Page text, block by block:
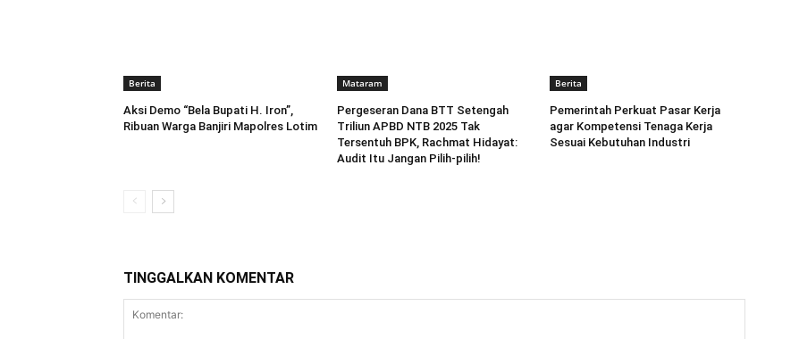
Berita
Aksi Demo “Bela Bupati H. Iron”,
Ribuan Warga Banjiri Mapolres Lotim
Mataram
Pergeseran Dana BTT Setengah
Triliun APBD NTB 2025 Tak
Tersentuh BPK, Rachmat Hidayat:
Audit Itu Jangan Pilih-pilih!
Berita
Pemerintah Perkuat Pasar Kerja
agar Kompetensi Tenaga Kerja
Sesuai Kebutuhan Industri
TINGGALKAN KOMENTAR